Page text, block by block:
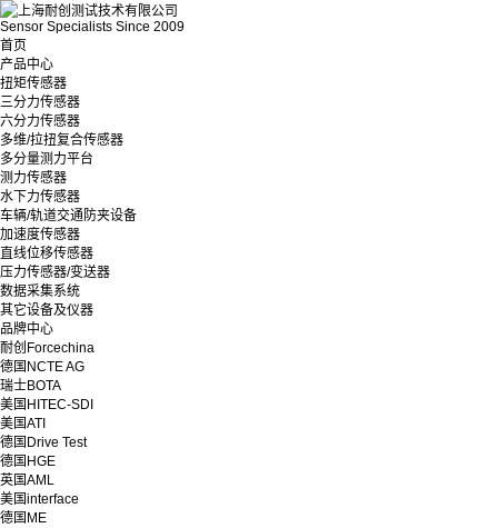
Sensor Specialists Since 2009
首页
产品中心
扭矩传感器
三分力传感器
六分力传感器
多维/拉扭复合传感器
多分量测力平台
测力传感器
水下力传感器
车辆/轨道交通防夹设备
加速度传感器
直线位移传感器
压力传感器/变送器
数据采集系统
其它设备及仪器
品牌中心
耐创Forcechina
德国NCTE AG
瑞士BOTA
美国HITEC-SDI
美国ATI
德国Drive Test
德国HGE
英国AML
美国interface
德国ME